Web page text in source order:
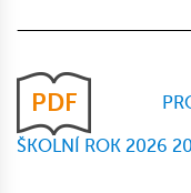
PDF
ŠKOLNÍ ROK 2026